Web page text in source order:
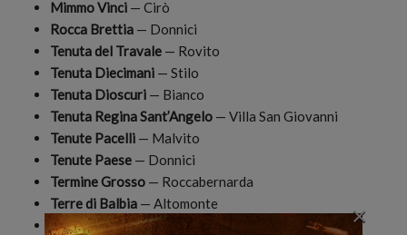
Mimmo Vinci — Cirò
Rocca Brettia — Donnici
Tenuta del Travale — Rovito
Tenuta Diecimani — Stilo
Tenuta Dioscuri — Bianco
Tenuta Regina Sant’Angelo — Villa San Giovanni
Tenute Pacelli — Malvito
Tenute Paese — Donnici
Termine Grosso — Roccabernarda
Terre di Balbia — Altomonte
Vigneti Vumbaca— Cirò ×